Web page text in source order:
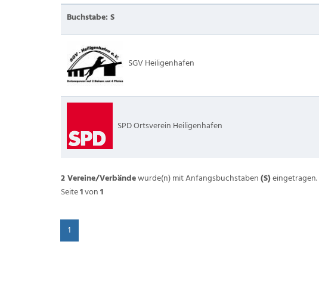
Buchstabe: S
SGV Heiligenhafen
SPD Ortsverein Heiligenhafen
2 Vereine/Verbändewurde(n) mit Anfangsbuchstaben(S)eingetragen.
Seite1von1
1